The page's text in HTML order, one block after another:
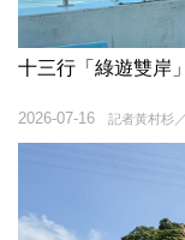
十三行「綠遊雙岸
記者黃村杉
2026-07-16